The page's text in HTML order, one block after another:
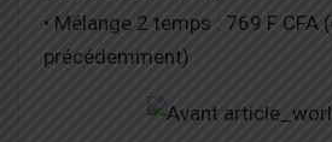
• Mélange 2 temps : 769 F CFA
précédemment)